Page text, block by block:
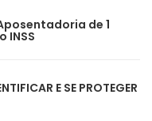
de 1
INSS
E SE PROTEGER